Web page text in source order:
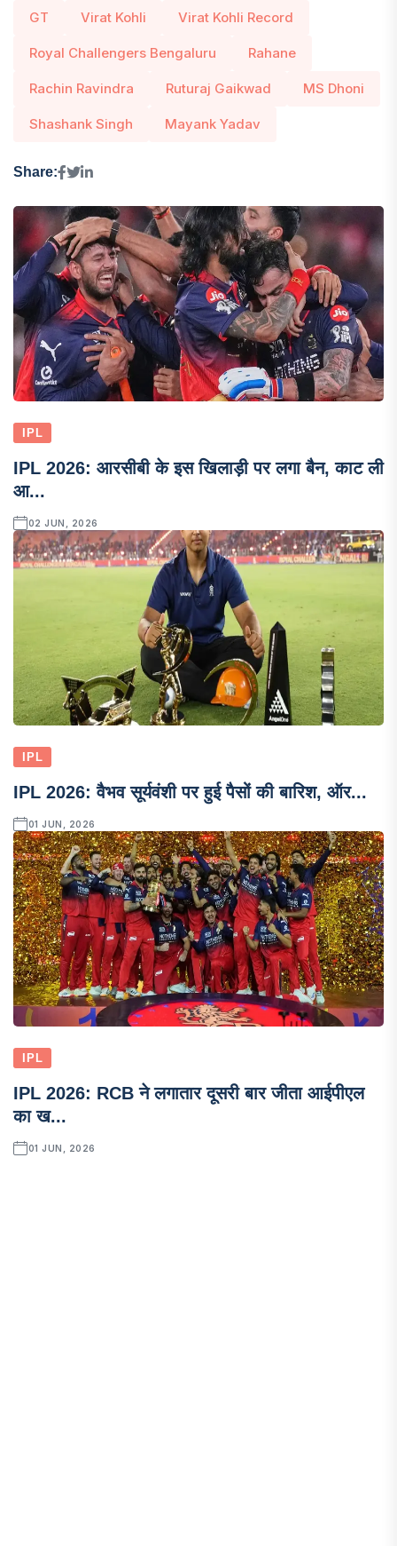
GT Virat Kohli Virat Kohli Record
Royal Challengers Bengaluru Rahane
Rachin Ravindra Ruturaj Gaikwad MS Dhoni
Shashank Singh Mayank Yadav
Share:
IPL
IPL 2026: आरसीबी के इस खिलाड़ी पर लगा बैन, काट ली
आ...
02 JUN, 2026
IPL
IPL 2026: वैभव सूर्यवंशी पर हुई पैसों की बारिश, ऑर...
01 JUN, 2026
IPL
IPL 2026: RCB ने लगातार दूसरी बार जीता आईपीएल
का ख...
01 JUN, 2026